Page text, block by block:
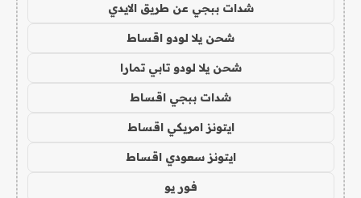
شدات ببجي عن طريق الايدي
شحن يلا لودو اقساط
شحن يلا لودو تابي تمارا
شدات ببجي اقساط
ايتونز امريكي اقساط
ايتونز سعودي اقساط
فور يو